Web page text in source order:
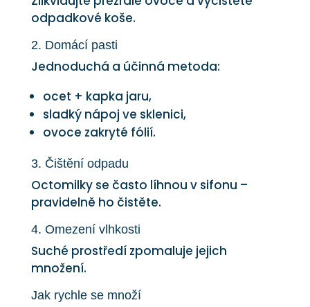
odpadkové koše.
2. Domácí pasti
Jednoduchá a účinná metoda:
ocet + kapka jaru,
sladký nápoj ve sklenici,
ovoce zakryté fólií.
3. Čištění odpadu
Octomilky se často líhnou v sifonu –
pravidelně ho čistěte.
4. Omezení vlhkosti
Suché prostředí zpomaluje jejich
množení.
Jak rychle se množí